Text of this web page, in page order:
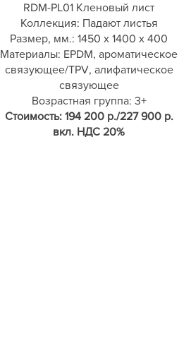
RDM-PL01 Кленовый лист
Коллекция: Падают листья
Размер, мм.: 1450 х 1400 х 400
Материалы: EPDM, ароматическое
связующее/TPV, алифатическое
связующее
Возрастная группа: 3+
Стоимость: 194 200 р./227 900 р.
вкл. НДС 20%